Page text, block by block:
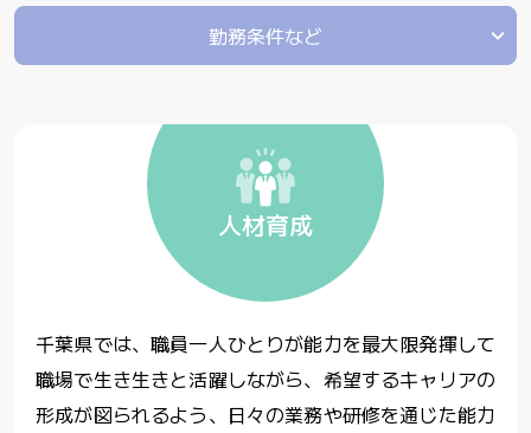
勤務条件など
人材育成
千葉県では、職員一人ひとりが能力を最大限発揮して
職場で生き生きと活躍しながら、 希望するキャリアの
形成が図られるよう、日々の業務や研修を通じた能力